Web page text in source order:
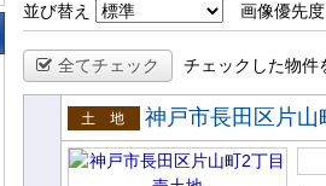
並び替え
画像優先度
全てチェック チェックした物件
売土地
神戸市長田区片山